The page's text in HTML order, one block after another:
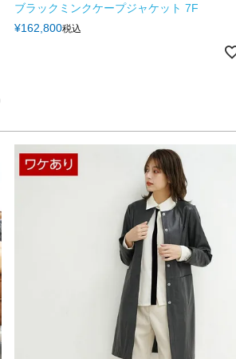
ブラックミンクケープジャケット 7F
¥162,800税込